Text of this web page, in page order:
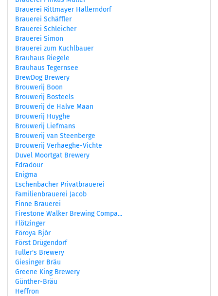
Brauerei Rittmayer Hallerndorf
Brauerei Schäffler
Brauerei Schleicher
Brauerei Simon
Brauerei zum Kuchlbauer
Brauhaus Riegele
Brauhaus Tegernsee
BrewDog Brewery
Brouwerij Boon
Brouwerij Bosteels
Brouwerij de Halve Maan
Brouwerij Huyghe
Brouwerij Liefmans
Brouwerij van Steenberge
Brouwerij Verhaeghe-Vichte
Duvel Moortgat Brewery
Edradour
Enigma
Eschenbacher Privatbrauerei
Familienbrauerei Jacob
Finne Brauerei
Firestone Walker Brewing Compa...
Flötzinger
Föroya Bjór
Först Drügendorf
Fuller's Brewery
Giesinger Bräu
Greene King Brewery
Günther-Bräu
Heffron